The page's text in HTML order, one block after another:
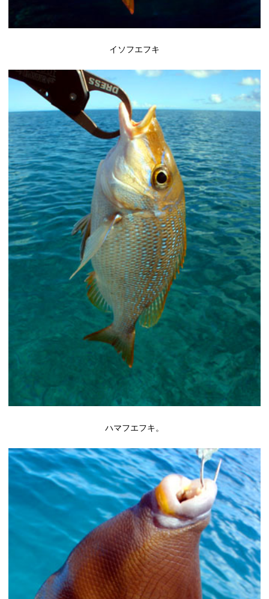
イソフエフキ
ハマフエフキ。